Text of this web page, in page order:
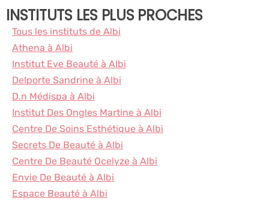
INSTITUTS LES PLUS PROCHES
Tous les instituts de Albi
Athena à Albi
Institut Eve Beauté à Albi
Delporte Sandrine à Albi
D.n Médispa à Albi
Institut Des Ongles Martine à Albi
Centre De Soins Esthétique à Albi
Secrets De Beauté à Albi
Centre De Beauté Ocelyze à Albi
Envie De Beauté à Albi
Espace Beauté à Albi